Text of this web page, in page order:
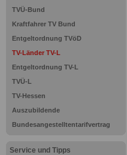
TVÜ-Bund
Kraftfahrer TV Bund
Entgeltordnung TVöD
TV-Länder TV-L
Entgeltordnung TV-L
TVÜ-L
TV-Hessen
Auszubildende
Bundesangestelltentarifvertrag
Service und Tipps